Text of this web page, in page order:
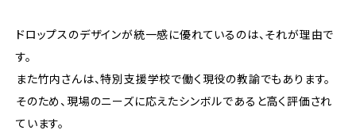
ドロップスのデザインが統一感に優れているのは、それが理由で
す。
また竹内さんは、特別支援学校で働く現役の教諭でもあります。
そのため、現場のニーズに応えたシンボルであると高く評価され
ています。